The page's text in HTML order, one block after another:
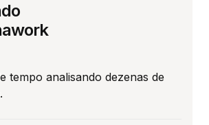
tempo analisando dezenas de